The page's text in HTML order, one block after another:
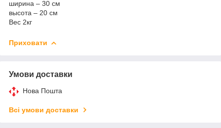
ширина – 30 см
высота – 20 см
Вес 2кг
Приховати
Умови доставки
Нова Пошта
Всі умови доставки